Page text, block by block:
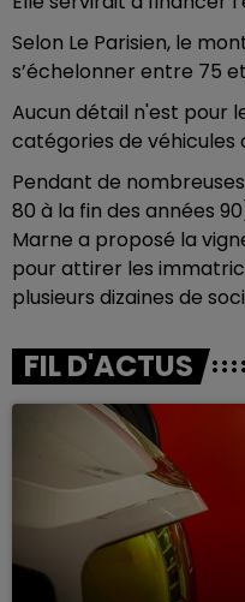
Selon Le Parisien, le
s’échelonner entre 75
Aucun détail n'est pour
catégories de véhicules
Pendant de
80 à la fin des années
Marne a proposé la
pour attirer les
plusieurs dizaines de
FIL D'ACTUS